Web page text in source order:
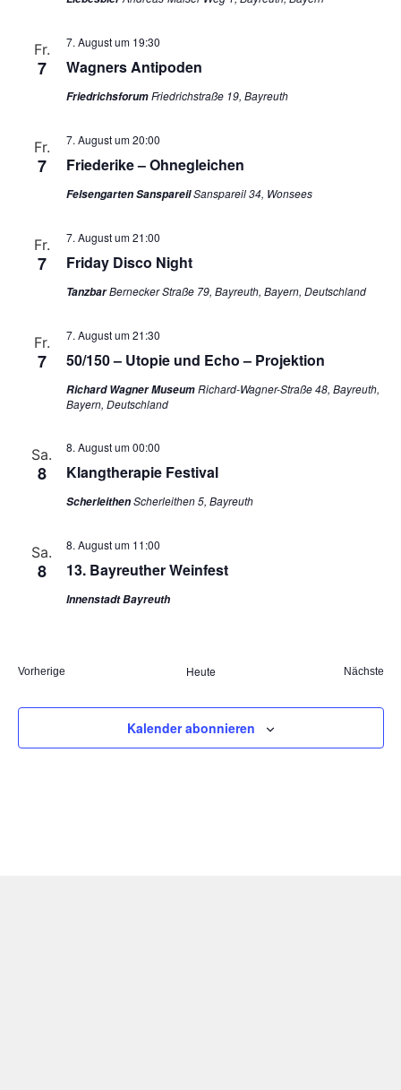
Fr.
7 Wagners Antipoden
7. August um 19:30
FriedrichsforumFriedrichstraße 19, Bayreuth
Fr.
7 Friederike – Ohnegleichen
7. August um 20:00
Felsengarten SanspareilSanspareil 34, Wonsees
Fr.
7 Friday Disco Night
7. August um 21:00
TanzbarBernecker Straße 79, Bayreuth, Bayern, Deutschland
Fr.
7 50/150 – Utopie und Echo – Projektion
7. August um 21:30
Richard Wagner MuseumRichard-Wagner-Straße 48, Bayreuth,
Bayern, Deutschland
Sa.
8 Klangtherapie Festival
8. August um 00:00
ScherleithenScherleithen 5, Bayreuth
Sa.
8 13. Bayreuther Weinfest
8. August um 11:00
Innenstadt Bayreuth
VorherigeVeranstaltungen Heute Nächste
Kalender abonnieren